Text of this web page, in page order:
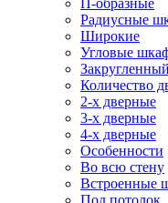
П-образные
Радиусные
Широкие
Угловые
Количество
2-х дверные
3-х дверные
4-х дверные
Особенности
Во всю стену
Встроенные
Под потолок